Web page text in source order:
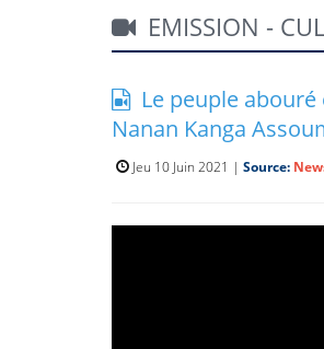
EMISSION -
Le peuple
Nanan Kanga
Jeu 10 Juin 2021 | Source: